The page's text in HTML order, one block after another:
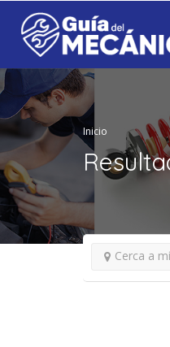
Inicio
Cerca a mí